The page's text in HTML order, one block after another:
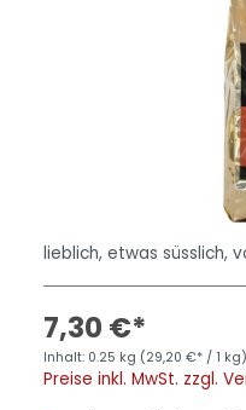
lieblich, etwas süsslich,
7,30 €*
Inhalt: 0.25 kg (29,20 €* / 1 kg)
Preise inkl. MwSt. zzgl.